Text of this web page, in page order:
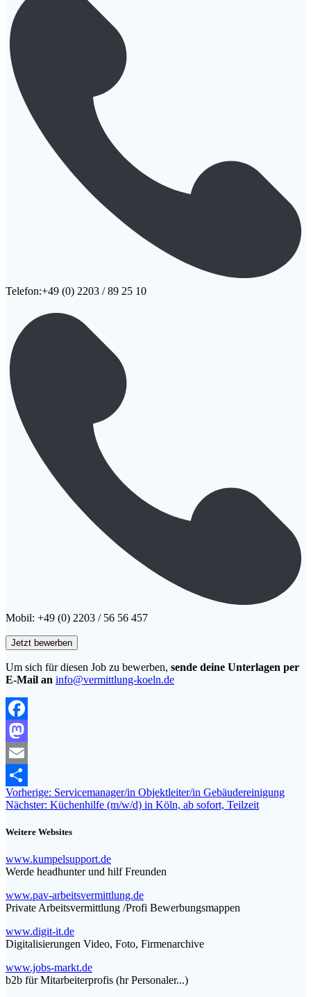
Telefon:+49 (0) 2203 / 89 25 10
Mobil: +49 (0) 2203 / 56 56 457
Um sich für diesen Job zu bewerben, sende deine Unterlagen per
E-Mail an info@vermittlung-koeln.de
Facebook
Mastodon
Email
Teilen
Beitragsnavigation
Vorherige: Vorheriger
Beitrag:
Servicemanager/in Objektleiter/in Gebäudereinigung
Nächster: Nächster
Küchenhilfe (m/w/d) in Köln, ab sofort, Teilzeit
Weitere Websites
www.kumpelsupport.de
Werde headhunter und hilf Freunden
www.pav-arbeitsvermittlung.de
Private Arbeitsvermittlung /Profi Bewerbungsmappen
www.digit-it.de
Digitalisierungen Video, Foto, Firmenarchive
www.jobs-markt.de
b2b für Mitarbeiterprofis (hr Personaler...)